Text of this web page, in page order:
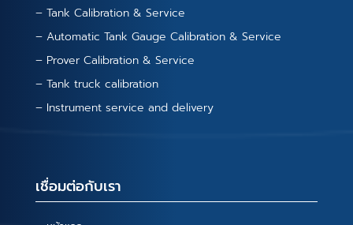
– Tank Calibration & Service
– Automatic Tank Gauge Calibration & Service
– Prover Calibration & Service
– Tank truck calibration
– Instrument service and delivery
เชื่อมต่อกับเรา